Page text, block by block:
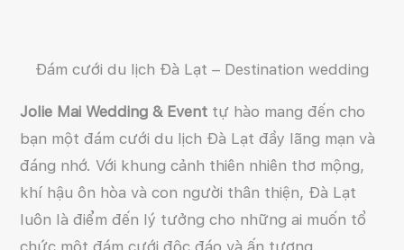
Đám cưới du lịch Đà Lạt – Destination wedding
Jolie Mai Wedding & Event tự hào mang đến cho
bạn một đám cưới du lịch Đà Lạt đầy lãng mạn và
đáng nhớ. Với khung cảnh thiên nhiên thơ mộng,
khí hậu ôn hòa và con người thân thiện, Đà Lạt
luôn là điểm đến lý tưởng cho những ai muốn tổ